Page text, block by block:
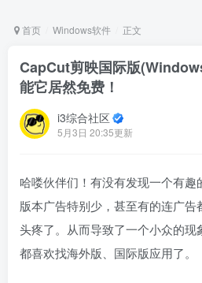
首页 Windows软件 正文
CapCut剪映国际版
能它居然免费！
i3综合社区
5月3日 20:35更新
哈喽伙伴们！有没有发现一个有
版本广告特别少，甚至有的连广
头疼了。从而导致了一个小众的
都喜欢找海外版、国际版应用了。